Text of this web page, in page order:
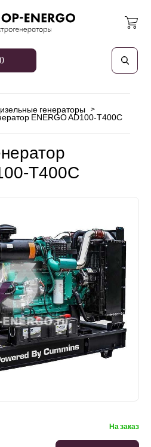
генераторы >
ENERGO AD100-T400C
T400C
На заказ